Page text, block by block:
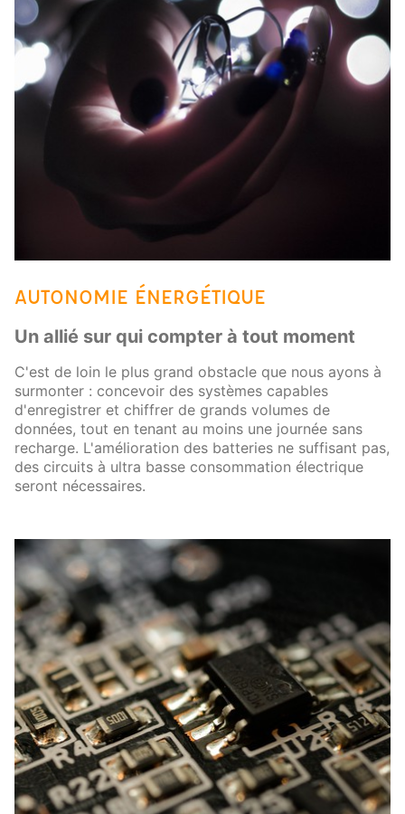
AUTONOMIE ÉNERGÉTIQUE
Un allié sur qui compter à tout moment
C'est de loin le plus grand obstacle que nous ayons à
surmonter : concevoir des systèmes capables
d'enregistrer et chiffrer de grands volumes de
données, tout en tenant au moins une journée sans
recharge. L'amélioration des batteries ne suffisant pas,
des circuits à ultra basse consommation électrique
seront nécessaires.